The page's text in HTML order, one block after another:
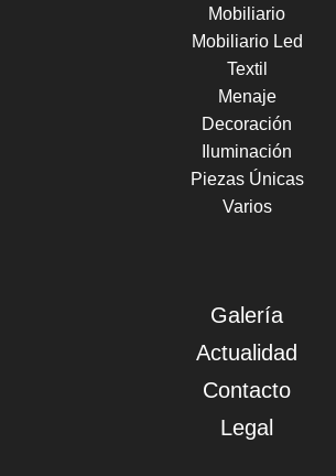
Mobiliario
Mobiliario Led
Textil
Menaje
Decoración
Iluminación
Piezas Únicas
Varios
Galería
Actualidad
Contacto
Legal